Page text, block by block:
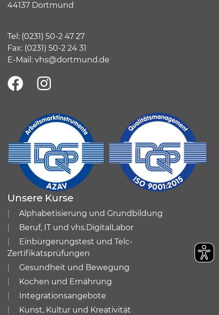
44137 Dortmund
Tel: (0231) 50-2 47 27
Fax: (0231) 50-2 24 31
E-Mail: vhs@dortmund.de
Unsere Kurse
Alphabetisierung und Grundbildung
Beruf, IT und vhs.DigitalLabor
Einbürgerungstest und Telc-
Zertifikatsprüfungen
Gesundheit und Bewegung
Kochen und Ernährung
Integrationsangebote
Kunst, Kultur und Kreativität